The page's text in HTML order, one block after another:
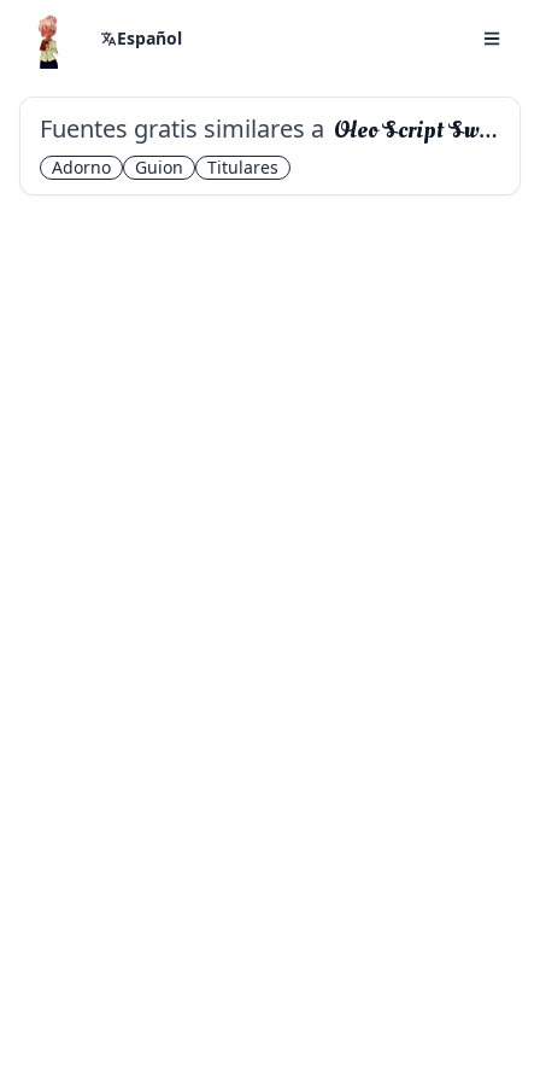
Español
Fuentes gratis similares a Oleo Script Swash Caps
Adorno Guion Titulares